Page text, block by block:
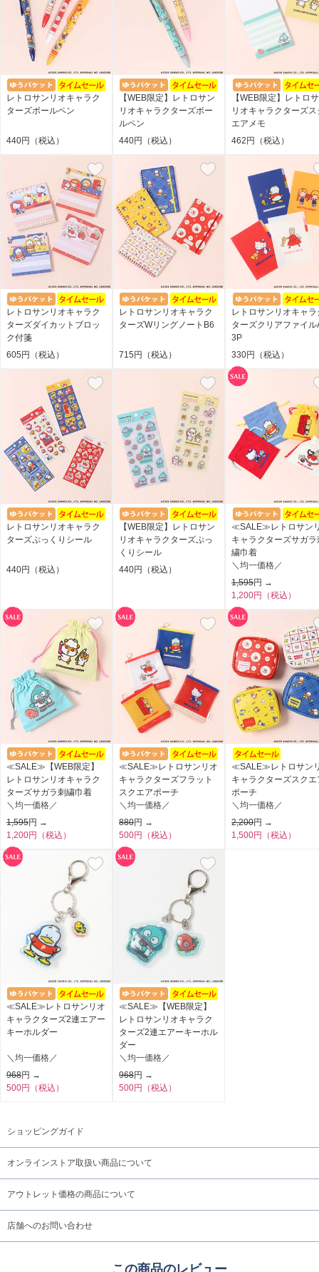
レトロサンリオキャラク
ターズボールペン
440円（税込）
【WEB限定】レトロサン
リオキャラクターズボー
ルペン
440円（税込）
【WEB限定】レトロ
リオキャラクターズス
エアメモ
462円（税込）
レトロサンリオキャラク
ターズダイカットブロッ
ク付箋
605円（税込）
レトロサンリオキャラク
ターズWリングノートB6
715円（税込）
レトロサンリオキャラ
ターズクリアファイル
3P
330円（税込）
レトロサンリオキャラク
ターズぷっくりシール
440円（税込）
【WEB限定】レトロサン
リオキャラクターズぷっ
くりシール
440円（税込）
≪SALE≫レトロサン
キャラクターズサガラ
繍巾着
＼均一価格／
1,595円 →
1,200円（税込）
≪SALE≫【WEB限定】
レトロサンリオキャラク
ターズサガラ刺繍巾着
＼均一価格／
1,595円 →
1,200円（税込）
≪SALE≫レトロサンリオ
キャラクターズフラット
スクエアポーチ
＼均一価格／
880円 →
500円（税込）
≪SALE≫レトロサン
キャラクターズスクエ
ポーチ
＼均一価格／
2,200円 →
1,500円（税込）
≪SALE≫レトロサンリオ
キャラクターズ2連エアー
キーホルダー
＼均一価格／
968円 →
500円（税込）
≪SALE≫【WEB限定】
レトロサンリオキャラク
ターズ2連エアーキーホル
ダー
＼均一価格／
968円 →
500円（税込）
ショッピングガイド
オンラインストア取扱い商品について
アウトレット価格の商品について
店舗へのお問い合わせ